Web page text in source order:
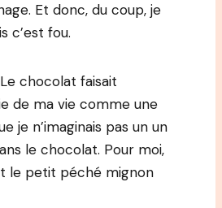
Et donc, du coup, je
c’est fou.
chocolat faisait
de ma vie comme une
je n’imaginais pas un un
le chocolat. Pour moi,
le petit péché mignon